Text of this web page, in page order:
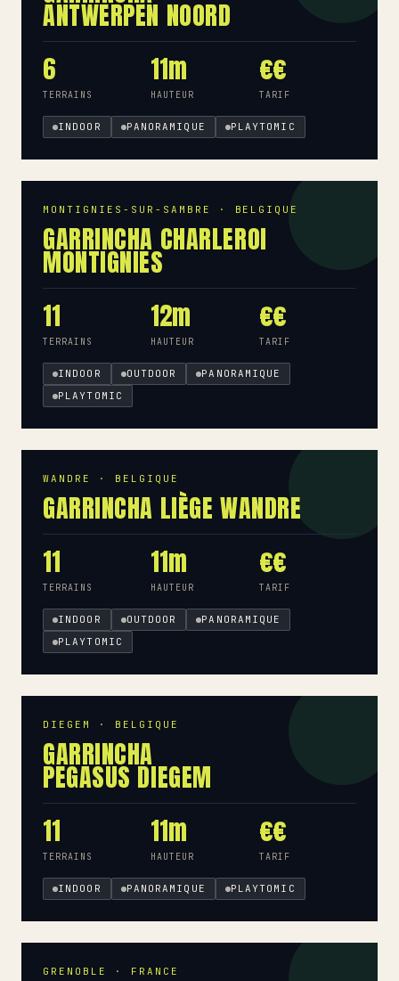
ANTWERPEN NOORD
6
TERRAINS
11m
HAUTEUR
€€
TARIF
INDOOR PANORAMIQUE PLAYTOMIC
MONTIGNIES-SUR-SAMBRE · BELGIQUE
GARRINCHA CHARLEROI
MONTIGNIES
11
TERRAINS
12m
HAUTEUR
€€
TARIF
INDOOR OUTDOOR
PANORAMIQUE
PLAYTOMIC
WANDRE · BELGIQUE
GARRINCHA LIÈGE WANDRE
11
TERRAINS
11m
HAUTEUR
€€
TARIF
INDOOR OUTDOOR
PANORAMIQUE
PLAYTOMIC
DIEGEM · BELGIQUE
GARRINCHA
PEGASUS DIEGEM
11
TERRAINS
11m
HAUTEUR
€€
TARIF
INDOOR PANORAMIQUE PLAYTOMIC
GRENOBLE · FRANCE